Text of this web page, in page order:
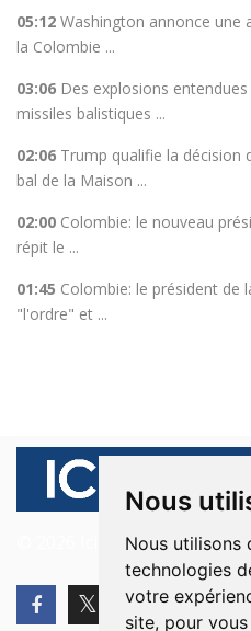
Nous
Nous utilisons
technologies
votre
site, pour
05:12 Washington annonce une
la Colombie ...
03:06 Des explosions
missiles balistiques ...
02:06 Trump qualifie la décision
bal de la Maison ...
02:00 Colombie: le nouveau
répit le ...
01:45 Colombie: le président de
"l'ordre" et ...
© 2026 Ici Beyrouth. Tous